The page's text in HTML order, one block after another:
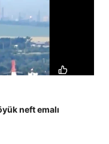
neft emalı